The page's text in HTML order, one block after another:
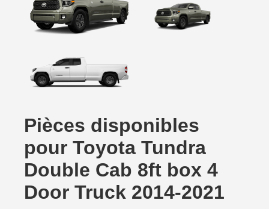
Pièces disponibles
pour Toyota Tundra
Double Cab 8ft box 4
Door Truck 2014-2021